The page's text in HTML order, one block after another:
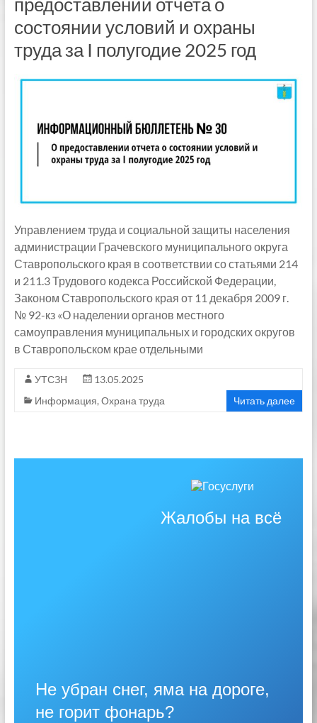
состоянии условий и охраны
труда за I полугодие 2025 год
Управлением труда и социальной защиты населения
администрации Грачевского муниципального округа
Ставропольского края в соответствии со статьями 214
и 211.3 Трудового кодекса Российской Федерации,
Законом Ставропольского края от 11 декабря 2009 г.
№ 92-кз «О наделении органов местного
самоуправления муниципальных и городских округов
в Ставропольском крае отдельными
УТСЗН
13.05.2025
Информация,Охрана труда Читать далее
Жалобы на всё
Не убран снег, яма на дороге,
не горит фонарь?